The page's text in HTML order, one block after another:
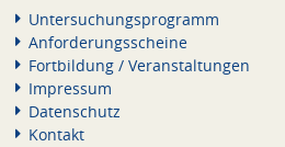
Untersuchungsprogramm
Anforderungsscheine
Fortbildung / Veranstaltungen
Impressum
Datenschutz
Kontakt